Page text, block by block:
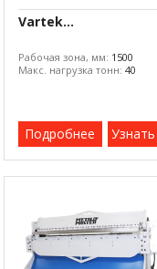
Vartek...
Рабочая зона, мм: 1500
Макс. нагрузка тонн: 40
Подробнее